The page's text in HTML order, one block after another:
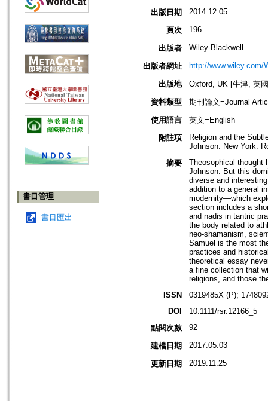
書目管理
書目匯出
出版日期 2014.12.05
頁次 196
出版者 Wiley-Blackwell
出版者網址 http://www.wiley.com/
出版地
Oxford, UK [牛津, 英
資料類型
期刊論文=Journal
使用語言
英文=English
附註項
Religion and the
Johnson. New York:
摘要
Theosophical thought
Johnson. But this
diverse and
addition to a general
modernity—which
section includes a
and nadis in tantric
the body related to
neo‐shamanism,
Samuel is the most
practices and
theoretical essay
a fine collection that
religions, and those
ISSN
0319485X (P);
DOI
10.1111/rsr.12166_5
點閱次數
92
建檔日期 2017.05.03
更新日期 2019.11.25